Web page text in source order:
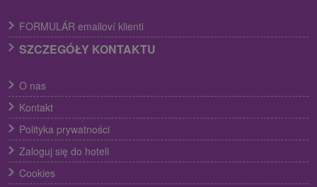
FORMULÁR emailoví klienti
SZCZEGÓŁY KONTAKTU
O nas
Kontakt
Polityka prywatności
Zaloguj się do hoteli
Cookies